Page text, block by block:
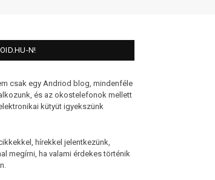
N!
csak egy Andriod blog, mindenféle
és az okostelefonok mellett
kütyüt igyekszünk
hírekkel jelentkezünk,
megírni, ha valami érdekes történik